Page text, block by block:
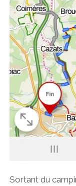
Sortant du